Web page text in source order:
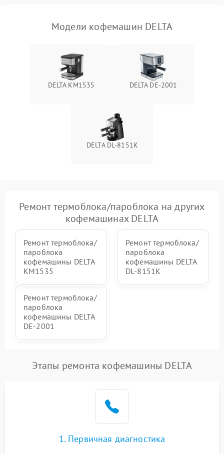
Модели кофемашин DELTA
DELTA KM1535 DELTA DE-2001
DELTA DL-8151K
Ремонт термоблока/пароблока на других
кофемашинах DELTA
Ремонт термоблока/
пароблока
кофемашины DELTA
KM1535
Ремонт термоблока/
пароблока
кофемашины DELTA
DL-8151K
Ремонт термоблока/
пароблока
кофемашины DELTA
DE-2001
Этапы ремонта кофемашины DELTA
1. Первичная диагностика